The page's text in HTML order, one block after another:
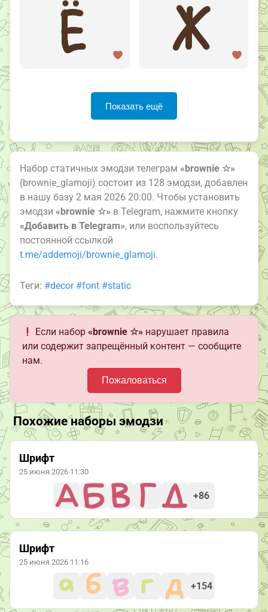
Показать ещё
Набор статичных эмодзи телеграм «brownie ☆»
(brownie_glamoji) состоит из 128 эмодзи, добавлен
в нашу базу 2 мая 2026 20:00. Чтобы установить
эмодзи «brownie ☆» в Telegram, нажмите кнопку
«Добавить в Telegram», или воспользуйтесь
постоянной ссылкой
t.me/addemoji/brownie_glamoji.
Теги: #decor #font #static
Если набор«brownie ☆» нарушает правила
или содержит запрещённый контент — сообщите
нам.
Пожаловаться
Похожие наборы эмодзи
Шрифт
25 июня 2026 11:30
+86
Шрифт
25 июня 2026 11:16
+154